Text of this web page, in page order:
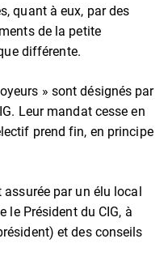
quant à eux, par des
de la petite
différente.
» sont désignés par
Leur mandat cesse en
prend fin, en principe
par un élu local
le Président du CIG, à
et des conseils